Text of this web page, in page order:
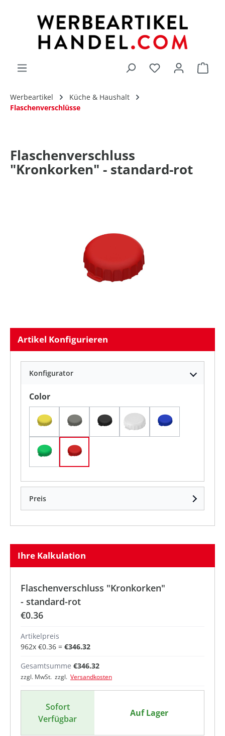
Du hast 0
Werbeartikel
Küche & Haushalt
Flaschenverschlüsse
Flaschenverschluss
"Kronkorken" - standard-rot
Artikel Konfigurieren
Konfigurator
Colorauswählen
Gelb Grau SchwarzWeiß standard-blau
standard-grünstandard-rot
Preis
Ihre Kalkulation
Flaschenverschluss "Kronkorken"
- standard-rot
€0.36
Artikelpreis
962x €0.36 = €346.32
Gesamtsumme €346.32
zzgl. MwSt. zzgl. Versandkosten
Sofort
Verfügbar
Auf Lager